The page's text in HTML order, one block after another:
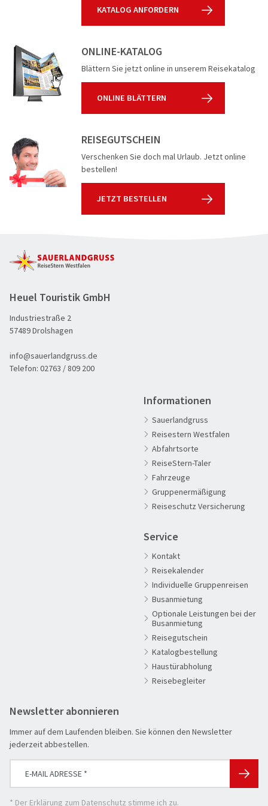
SUCHEN & BUCHEN
Advents-, Weihnachts- & Silvesterreisen
Eröffnungs- & Abschlussreisen
Genussreise
Herbstreise
Leserreisen
Osterreisen
KATALOG ANFORDERN
ONLINE-KATALOG
Blättern Sie jetzt online in unserem Reisekatalog
ONLINE BLÄTTERN
REISEGUTSCHEIN
Verschenken Sie doch mal Urlaub. Jetzt online
bestellen!
JETZT BESTELLEN
Heuel Touristik GmbH
Industriestraße 2
57489 Drolshagen
info@sauerlandgruss.de
Telefon: 02763 / 809 200
Informationen
Sauerlandgruss
Reisestern Westfalen
Abfahrtsorte
ReiseStern-Taler
Fahrzeuge
Gruppenermäßigung
Reiseschutz Versicherung
Service
Kontakt
Reisekalender
Individuelle Gruppenreisen
Busanmietung
Optionale Leistungen bei der
Busanmietung
Reisegutschein
Katalogbestellung
Haustürabholung
Reisebegleiter
Newsletter abonnieren
Immer auf dem Laufenden bleiben. Sie können den Newsletter
jederzeit abbestellen.
* Der Erklärung zum Datenschutz stimme ich zu.